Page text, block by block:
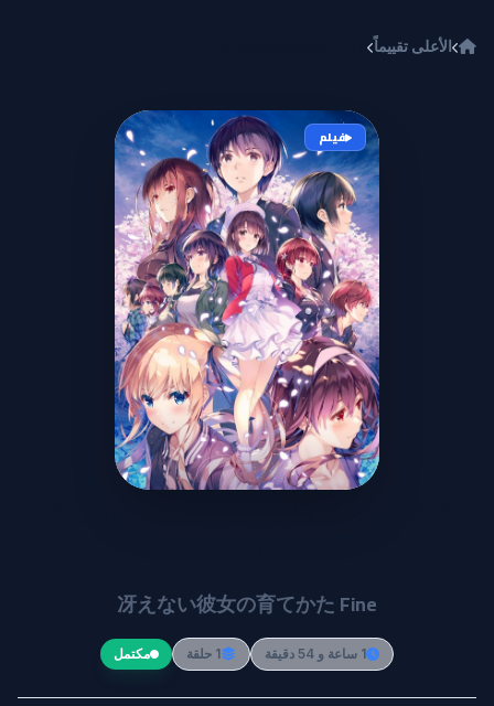
الأعلى تقييماً
فيلم
Saenai Heroine no Sodatekata
冴えない彼女の育てかた Fine
1 ساعة و 54 دقيقة 1 حلقة مكتمل